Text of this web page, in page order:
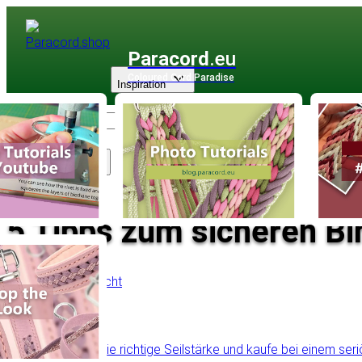
Paracord .eu
Coloured Cord Paradise
Sortiment
Inspiration
5 Tipps zum sicheren
Zurück zur Übersicht
Inhaltsverzeichnis
Verwende die richtige Seilstärke und kaufe bei einem